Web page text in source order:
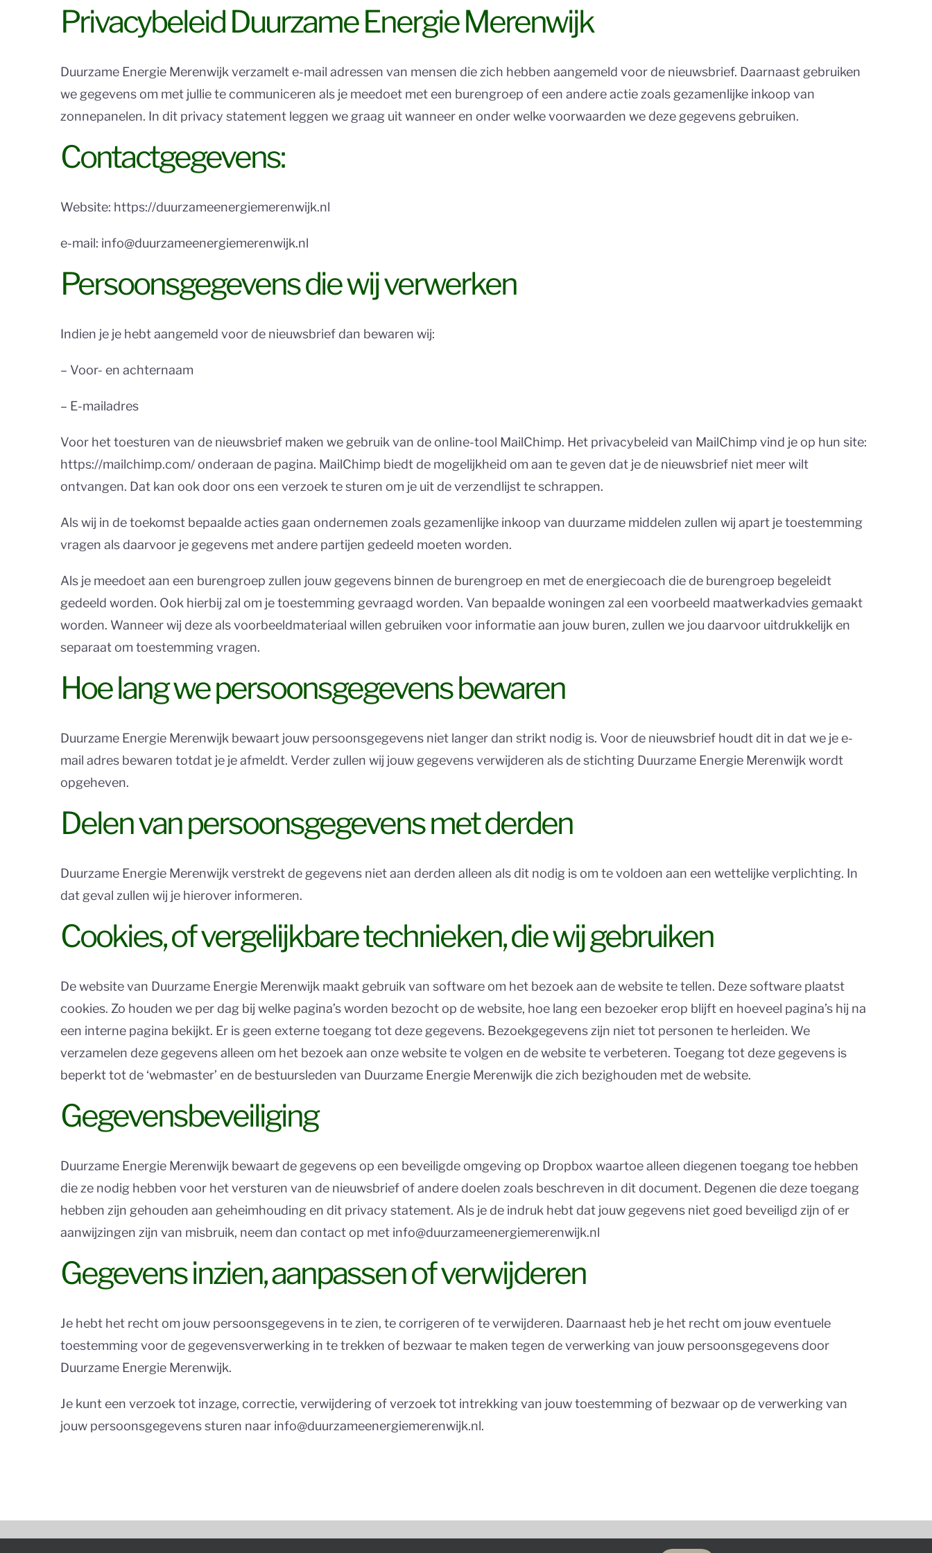
Privacybeleid Duurzame Energie Merenwijk
Duurzame Energie Merenwijk verzamelt e-mail adressen van mensen die zich hebben aangemeld voor de nieuwsbrief. Daarnaast gebruiken
we gegevens om met jullie te communiceren als je meedoet met een burengroep of een andere actie zoals gezamenlijke inkoop van
zonnepanelen. In dit privacy statement leggen we graag uit wanneer en onder welke voorwaarden we deze gegevens gebruiken.
Contactgegevens:
Website: https://duurzameenergiemerenwijk.nl
e-mail: info@duurzameenergiemerenwijk.nl
Persoonsgegevens die wij verwerken
Indien je je hebt aangemeld voor de nieuwsbrief dan bewaren wij:
– Voor- en achternaam
– E-mailadres
Voor het toesturen van de nieuwsbrief maken we gebruik van de online-tool MailChimp. Het privacybeleid van MailChimp vind je op hun site:
https://mailchimp.com/ onderaan de pagina. MailChimp biedt de mogelijkheid om aan te geven dat je de nieuwsbrief niet meer wilt
ontvangen. Dat kan ook door ons een verzoek te sturen om je uit de verzendlijst te schrappen.
Als wij in de toekomst bepaalde acties gaan ondernemen zoals gezamenlijke inkoop van duurzame middelen zullen wij apart je toestemming
vragen als daarvoor je gegevens met andere partijen gedeeld moeten worden.
Als je meedoet aan een burengroep zullen jouw gegevens binnen de burengroep en met de energiecoach die de burengroep begeleidt
gedeeld worden. Ook hierbij zal om je toestemming gevraagd worden. Van bepaalde woningen zal een voorbeeld maatwerkadvies gemaakt
worden. Wanneer wij deze als voorbeeldmateriaal willen gebruiken voor informatie aan jouw buren, zullen we jou daarvoor uitdrukkelijk en
separaat om toestemming vragen.
Hoe lang we persoonsgegevens bewaren
Duurzame Energie Merenwijk bewaart jouw persoonsgegevens niet langer dan strikt nodig is. Voor de nieuwsbrief houdt dit in dat we je e-
mail adres bewaren totdat je je afmeldt. Verder zullen wij jouw gegevens verwijderen als de stichting Duurzame Energie Merenwijk wordt
opgeheven.
Delen van persoonsgegevens met derden
Duurzame Energie Merenwijk verstrekt de gegevens niet aan derden alleen als dit nodig is om te voldoen aan een wettelijke verplichting. In
dat geval zullen wij je hierover informeren.
Cookies, of vergelijkbare technieken, die wij gebruiken
De website van Duurzame Energie Merenwijk maakt gebruik van software om het bezoek aan de website te tellen. Deze software plaatst
cookies. Zo houden we per dag bij welke pagina’s worden bezocht op de website, hoe lang een bezoeker erop blijft en hoeveel pagina’s hij na
een interne pagina bekijkt. Er is geen externe toegang tot deze gegevens. Bezoekgegevens zijn niet tot personen te herleiden. We
verzamelen deze gegevens alleen om het bezoek aan onze website te volgen en de website te verbeteren. Toegang tot deze gegevens is
beperkt tot de ‘webmaster’ en de bestuursleden van Duurzame Energie Merenwijk die zich bezighouden met de website.
Gegevensbeveiliging
Duurzame Energie Merenwijk bewaart de gegevens op een beveiligde omgeving op Dropbox waartoe alleen diegenen toegang toe hebben
die ze nodig hebben voor het versturen van de nieuwsbrief of andere doelen zoals beschreven in dit document. Degenen die deze toegang
hebben zijn gehouden aan geheimhouding en dit privacy statement. Als je de indruk hebt dat jouw gegevens niet goed beveiligd zijn of er
aanwijzingen zijn van misbruik, neem dan contact op met info@duurzameenergiemerenwijk.nl
Gegevens inzien, aanpassen of verwijderen
Je hebt het recht om jouw persoonsgegevens in te zien, te corrigeren of te verwijderen. Daarnaast heb je het recht om jouw eventuele
toestemming voor de gegevensverwerking in te trekken of bezwaar te maken tegen de verwerking van jouw persoonsgegevens door
Duurzame Energie Merenwijk.
Je kunt een verzoek tot inzage, correctie, verwijdering of verzoek tot intrekking van jouw toestemming of bezwaar op de verwerking van
jouw persoonsgegevens sturen naar info@duurzameenergiemerenwijk.nl.